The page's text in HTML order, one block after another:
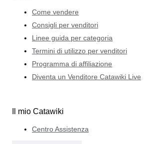
Come vendere
Consigli per venditori
Linee guida per categoria
Termini di utilizzo per venditori
Programma di affiliazione
Diventa un Venditore Catawiki Live
Il mio Catawiki
Centro Assistenza